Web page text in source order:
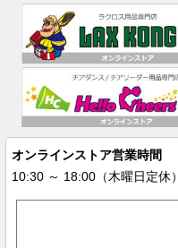
オンラインストア営業時間
10:30 ～ 18:00（木曜日定休）